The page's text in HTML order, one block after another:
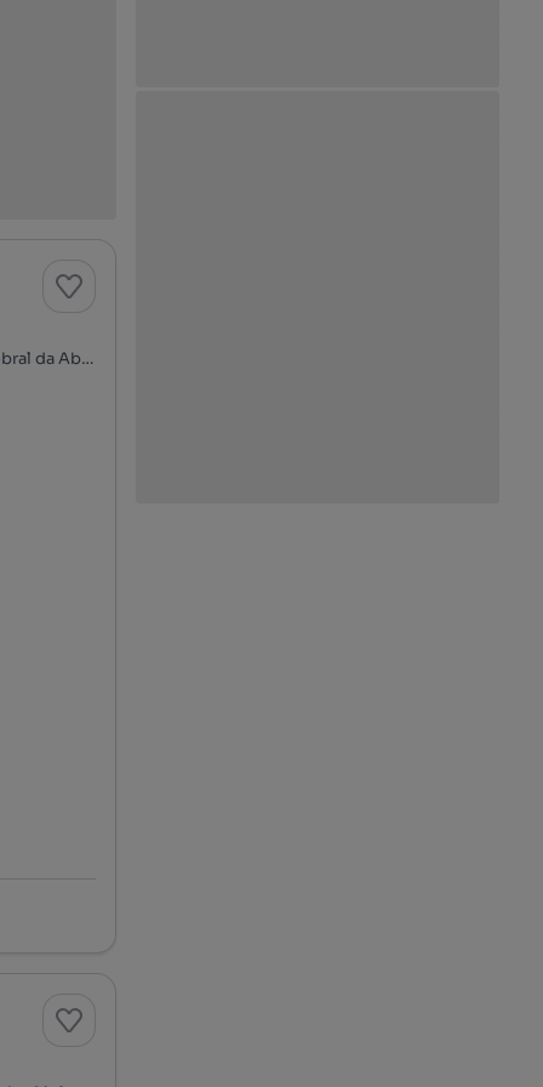
Rua dos Encalces - Rocheira, Sobral da Abelheira, Azueira e Sobral da Abelheira, Mafra, Lisboa